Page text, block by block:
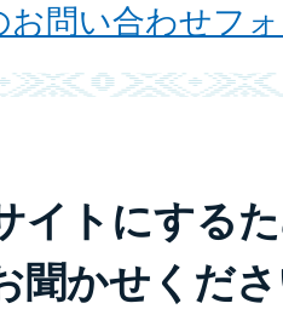
お問い合わせフ
イトにする
聞かせくだ